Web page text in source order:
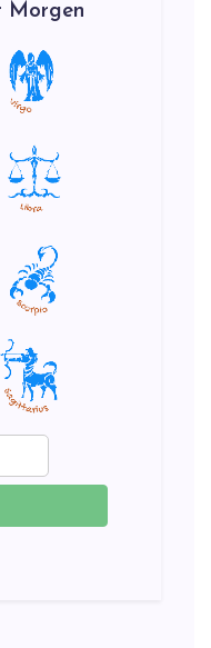
Morgen